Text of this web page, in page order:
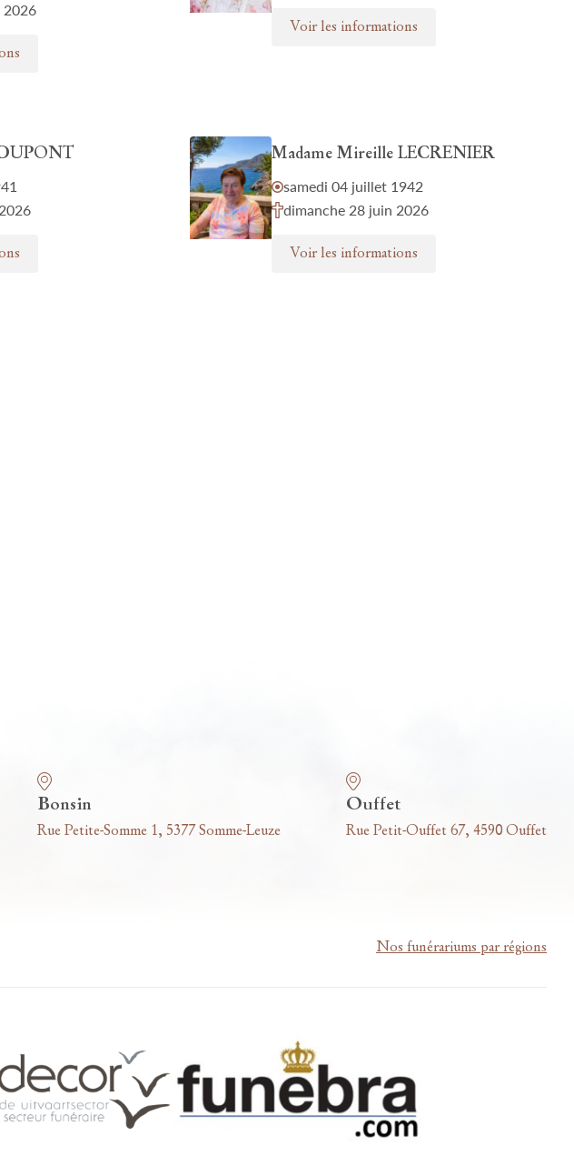
2026
Voir les informations
Madame Mireille LECRENIER
samedi 04 juillet 1942
dimanche 28 juin 2026
Voir les informations
Bonsin
Rue Petite-Somme 1, 5377 Somme-Leuze
Ouffet
Rue Petit-Ouffet 67, 4590 Ouffet
Nos funérariums par régions